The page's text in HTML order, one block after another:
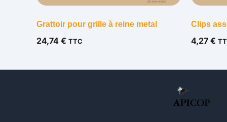
Grattoir pour grille à reine metal
24,74 € TTC
Clips
4,27 €